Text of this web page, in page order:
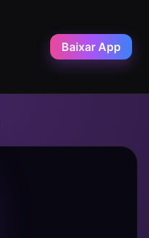
Baixar App